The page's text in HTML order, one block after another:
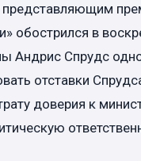
обострился в
Андрис Спрудс
отставки
доверия к